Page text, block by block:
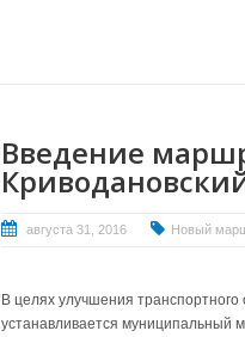
Введение
августа 31, 2016 Новый
В целях улучшения
устанавливается муниципальный